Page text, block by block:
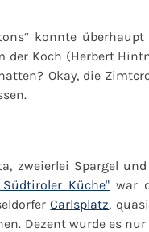
konnte
der Koch (Herbert
Okay, die
zweierlei Spargel und
Südtiroler Küche" war
Carlsplatz,
Dezent wurde es